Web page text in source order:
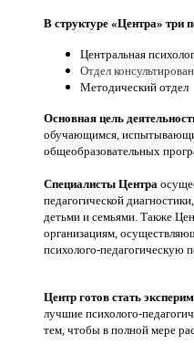
В структуре «Центра» три
Центральная
Отдел
Методический отдел
Основная цель
обучающимся,
общеобразовательных
Специалисты Центра
педагогической
детьми и семьями. Также
организациям,
психолого-педагогическую
Центр готов стать
лучшие психолого-
тем, чтобы в полной мере